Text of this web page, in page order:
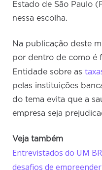
Estado de São Paulo
nessa escolha.
Na publicação deste
por dentro de como é
Entidade sobre as
pelas instituições
do tema evita que a
empresa seja
Veja também
Entrevistados do UM
desafios de